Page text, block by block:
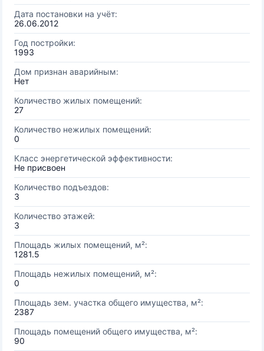
Дата постановки на учёт:
26.06.2012
Год постройки:
1993
Дом признан аварийным:
Нет
Количество жилых помещений:
27
Количество нежилых помещений:
0
Класс энергетической эффективности:
Не присвоен
Количество подъездов:
3
Количество этажей:
3
Площадь жилых помещений, м²:
1281.5
Площадь нежилых помещений, м²:
0
Площадь зем. участка общего имущества, м²:
2387
Площадь помещений общего имущества, м²:
90